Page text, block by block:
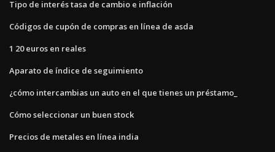
Tipo de interés tasa de cambio e inflación
Códigos de cupón de compras en línea de asda
1 20 euros en reales
Aparato de índice de seguimiento
¿cómo intercambias un auto en el que tienes un préstamo_
Cómo seleccionar un buen stock
Precios de metales en línea india